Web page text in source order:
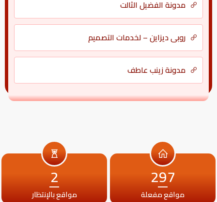
مدونة الفضيل الثالت
روبي ديزاين – لخدمات التصميم
مدونة زينب عاطف
297
مواقع مفعلة
2
مواقع بالإنتظار